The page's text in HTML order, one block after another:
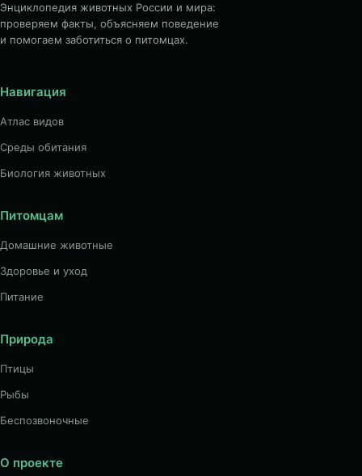
Энциклопедия животных России и мира:
проверяем факты, объясняем поведение
и помогаем заботиться о питомцах.
Навигация
Атлас видов
Среды обитания
Биология животных
Питомцам
Домашние животные
Здоровье и уход
Питание
Природа
Птицы
Рыбы
Беспозвоночные
О проекте